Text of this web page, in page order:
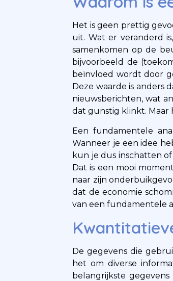
Het is geen prettig
uit. Wat er veranderd
samenkomen op de
bijvoorbeeld de
beïnvloed wordt door
Deze waarde is anders
nieuwsberichten, wat
dat gunstig klinkt. Maar
Een fundamentele
Wanneer je een idee
kun je dus inschatten
Dat is een mooi
naar zijn
dat de economie
van een fundamentele
De gegevens die
het om diverse
belangrijkste